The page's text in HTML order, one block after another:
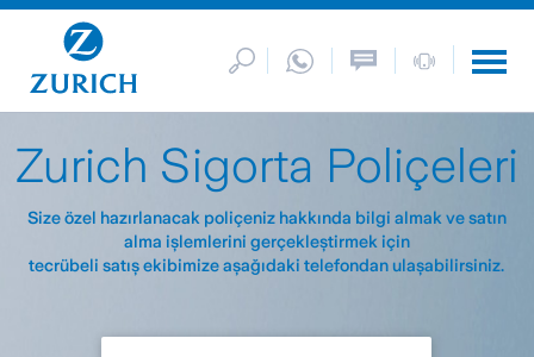
Zurich Sigorta Poliçeleri
Size özel hazırlanacak poliçeniz hakkında bilgi almak ve satın
alma işlemlerini gerçekleştirmek için
tecrübeli satış ekibimize aşağıdaki telefondan ulaşabilirsiniz.